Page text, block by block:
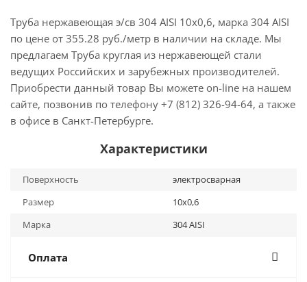
Труба нержавеющая э/св 304 AISI 10х0,6, марка 304 AISI
по цене от 355.28 руб./метр в наличии на складе. Мы
предлагаем Труба круглая из нержавеющей стали
ведущих Российских и зарубежных производителей.
Приобрести данный товар Вы можете on-line на нашем
сайте, позвонив по телефону +7 (812) 326-94-64, а также
в офисе в Санкт-Петербурге.
Характеристики
Поверхность
электросварная
Размер
10х0,6
Марка
304 AISI
Оплата